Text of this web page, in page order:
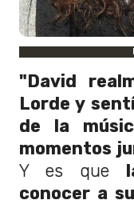
"David
Lorde y
de la
momentos
Y es que
conocer a